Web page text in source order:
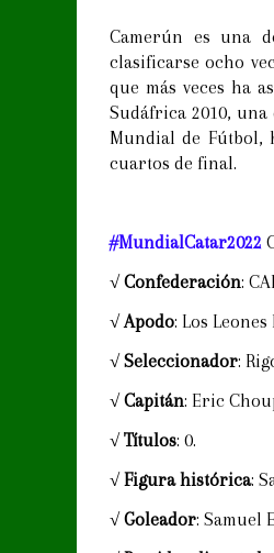
Camerún es una
clasificarse ocho
que más veces ha
Sudáfrica 2010,
Mundial de Fútbol,
cuartos de final.
#MundialCatar2022
√Confederación:
√Apodo: Los
√Seleccionador:
√Capitán: Eric
√Títulos: 0.
√Figura histórica:
√Goleador: Samuel